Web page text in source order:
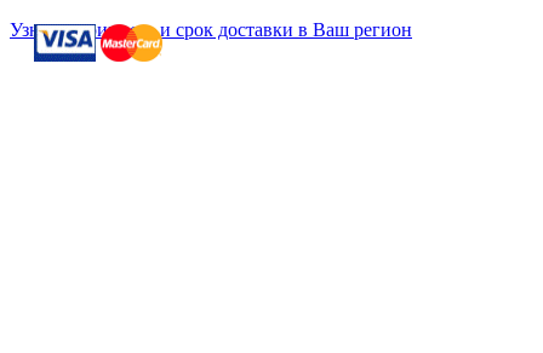
Узнать стоимость и срок доставки в Ваш регион